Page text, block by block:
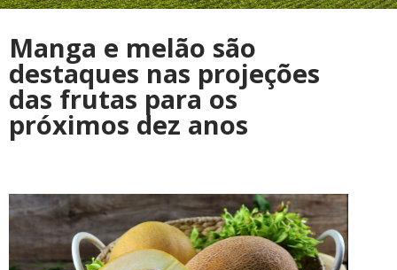
Manga e melão são
destaques nas projeções
das frutas para os
próximos dez anos